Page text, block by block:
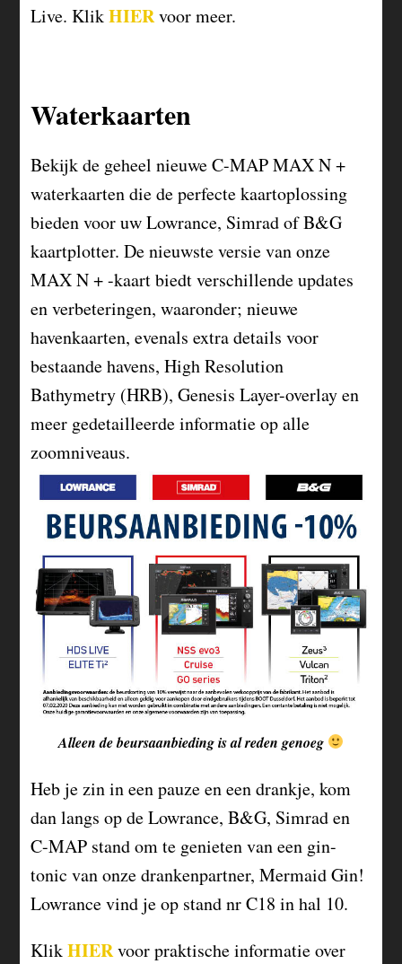
Live. KlikHIERvoor meer.
Waterkaarten
Bekijk de geheel nieuwe C-MAP MAX N +
waterkaarten die de perfecte kaartoplossing
bieden voor uw Lowrance, Simrad of B&G
kaartplotter. De nieuwste versie van onze
MAX N + -kaart biedt verschillende updates
en verbeteringen, waaronder; nieuwe
havenkaarten, evenals extra details voor
bestaande havens, High Resolution
Bathymetry (HRB), Genesis Layer-overlay en
meer gedetailleerde informatie op alle
zoomniveaus.
Alleen de beursaanbieding is al reden genoeg
Heb je zin in een pauze en een drankje, kom
dan langs op de Lowrance, B&G, Simrad en
C-MAP stand om te genieten van een gin-
tonic van onze drankenpartner, Mermaid Gin!
Lowrance vind je op stand nr C18 in hal 10.
KlikHIERvoor praktische informatie over